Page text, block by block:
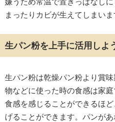
嫌うため常温で置きっぱなし
まったりカビが生えてしまいま
生パン粉を上手に活用しよ
生パン粉は乾燥パン粉より賞
物などに使った時の食感は家
食感を感じることができるほ
げることができます。パンが